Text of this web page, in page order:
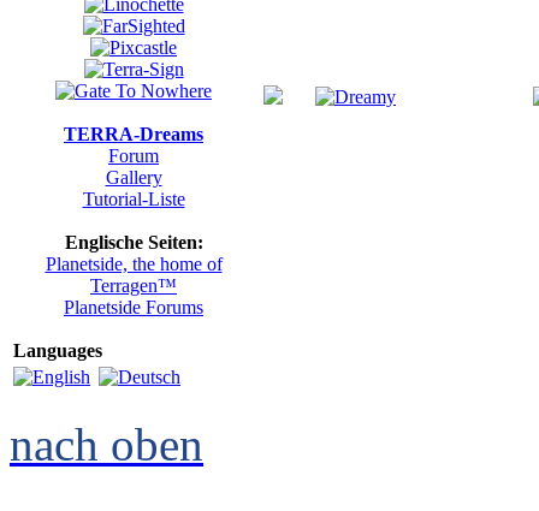
TERRA-Dreams
Forum
Gallery
Tutorial-Liste
Englische Seiten:
Planetside, the home of
Terragen™
Planetside Forums
Languages
nach oben